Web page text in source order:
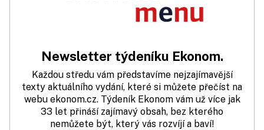
Newsletter týdeníku Ekonom.
Každou středu vám představíme nejzajímavější
texty aktuálního vydání, které si můžete přečíst na
webu ekonom.cz. Týdeník Ekonom vám už více jak
33 let přináší zajímavý obsah, bez kterého
nemůžete být, který vás rozvíjí a baví!